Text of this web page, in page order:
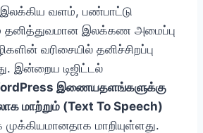
வளம், பண்பாட்டு
தனித்துவமான இலக்கண அமைப்பு
வரிசையில் தனிச்சிறப்பு
இன்றைய டிஜிட்டல்
இணையதளங்களுக்கு
மாற்றும் (Text To Speech)
முக்கியமானதாக மாறியுள்ளது.